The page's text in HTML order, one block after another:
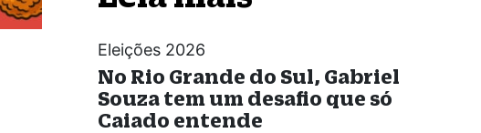
Eleições 2026
No Rio Grande do Sul, Gabriel
Souza tem um desafio que só
Caiado entende